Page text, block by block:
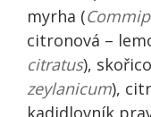
myrha (
citronová –
citratus),
zeylanicum),
kadidlovník